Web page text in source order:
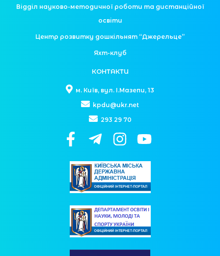
Відділ науково-методичної роботи та дистанційної
освіти
Центр розвитку дошкільнят “Джерельце”
Яхт-клуб
КОНТАКТИ
м. Київ, вул. І.Мазепи, 13
kpdu@ukr.net
293 29 70